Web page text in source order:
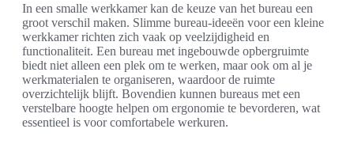
In een smalle werkkamer kan de keuze van het bureau een
groot verschil maken. Slimme bureau-ideeën voor een kleine
werkkamer richten zich vaak op veelzijdigheid en
functionaliteit. Een bureau met ingebouwde opbergruimte
biedt niet alleen een plek om te werken, maar ook om al je
werkmaterialen te organiseren, waardoor de ruimte
overzichtelijk blijft. Bovendien kunnen bureaus met een
verstelbare hoogte helpen om ergonomie te bevorderen, wat
essentieel is voor comfortabele werkuren.